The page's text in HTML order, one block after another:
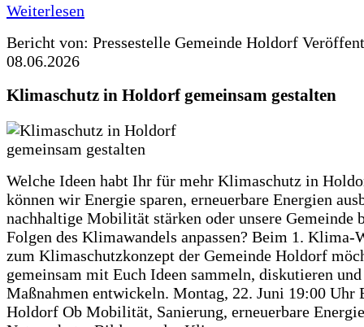
Weiterlesen
Bericht von: Pressestelle Gemeinde Holdorf
08.06.2026
Klimaschutz in Holdorf gemeinsam gestalten
Welche Ideen habt Ihr für mehr Klimaschutz in
können wir Energie sparen, erneuerbare Energien
nachhaltige Mobilität stärken oder unsere Gemeinde
Folgen des Klimawandels anpassen? Beim 1. Klima-
zum Klimaschutzkonzept der Gemeinde Holdorf
gemeinsam mit Euch Ideen sammeln, diskutieren
Maßnahmen entwickeln. Montag, 22. Juni 19:00 Uhr
Holdorf Ob Mobilität, Sanierung, erneuerbare